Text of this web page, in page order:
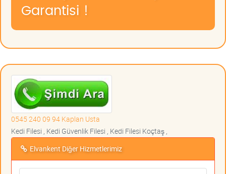
Garantisi !
0545 240 09 94 Kaplan Usta
Kedi Filesi , Kedi Güvenlik Filesi , Kedi Filesi Koçtaş ,
Elvankent Diğer Hizmetlerimiz